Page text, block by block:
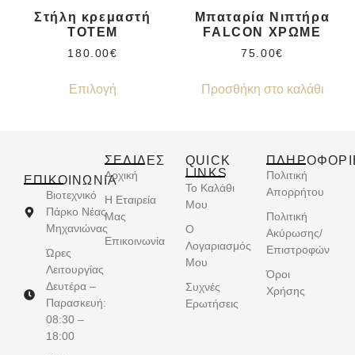
Στήλη κρεμαστή
TOTEM
180.00€
Επιλογή
Μπαταρία Νιπτήρα
FALCON ΧΡΩΜΕ
75.00€
Προσθήκη στο καλάθι
ΕΠΙΚΟΙΝΩΝΊΑ
Βιοτεχνικό
Πάρκο Νέας
Μηχανιώνας
Ώρες
Λειτουργίας
Δευτέρα –
Παρασκευή:
08:30 –
18:00
ΣΕΛΙΔΕΣ
Αρχική
Η Εταιρεία
Μας
Επικοινωνία
QUICK
LINKS
Το Καλάθι
Μου
Ο
Λογαριασμός
Μου
Συχνές
Ερωτήσεις
Πολιτική
Απορρήτου
Πολιτική
Ακύρωσης/
Επιστροφών
Όροι
Χρήσης